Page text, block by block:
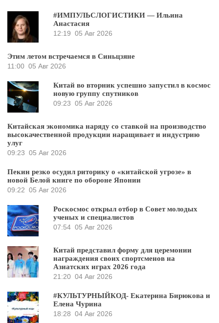
#ИМПУЛЬСЛОГИСТИКИ — Ильина
Анастасия
12:19 05 Авг 2026
Этим летом встречаемся в Синьцзяне
11:00 05 Авг 2026
Китай во вторник успешно запустил в космос
новую группу спутников
09:23 05 Авг 2026
Китайская экономика наряду со ставкой на производство
высокачественной продукции наращивает и индустрию
улуг
09:23 05 Авг 2026
Пекин резко осудил риторику о «китайской угрозе» в
новой Белой книге по обороне Японии
09:22 05 Авг 2026
Роскосмос открыл отбор в Совет молодых
ученых и специалистов
07:54 05 Авг 2026
Китай представил форму для церемонии
награждения своих спортсменов на
Азиатских играх 2026 года
21:20 04 Авг 2026
#КУЛЬТУРНЫЙКОД- Екатерина Бирюкова и
Елена Чурина
18:28 04 Авг 2026